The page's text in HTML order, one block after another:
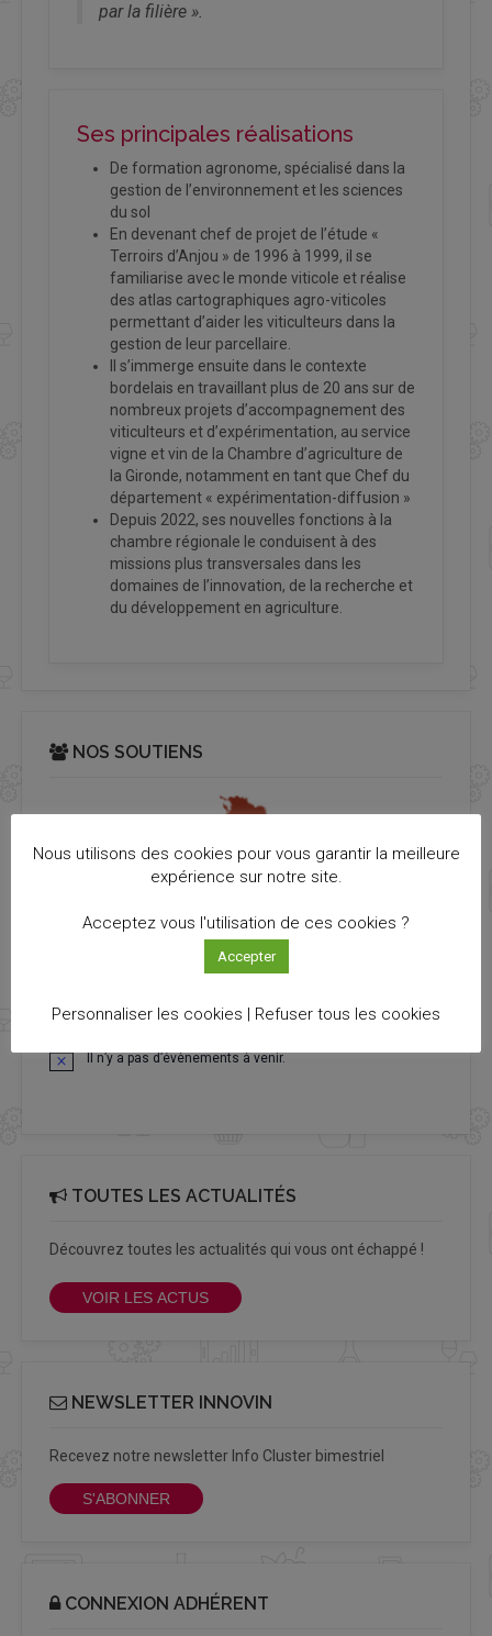
par la filière ».
Ses principales réalisations
De formation agronome, spécialisé dans la
gestion de l’environnement et les sciences
du sol
En devenant chef de projet de l’étude «
Terroirs d’Anjou » de 1996 à 1999, il se
familiarise avec le monde viticole et réalise
des atlas cartographiques agro-viticoles
permettant d’aider les viticulteurs dans la
gestion de leur parcellaire.
Il s’immerge ensuite dans le contexte
bordelais en travaillant plus de 20 ans sur de
nombreux projets d’accompagnement des
viticulteurs et d’expérimentation, au service
vigne et vin de la Chambre d’agriculture de
la Gironde, notamment en tant que Chef du
département « expérimentation-diffusion »
Depuis 2022, ses nouvelles fonctions à la
chambre régionale le conduisent à des
missions plus transversales dans les
domaines de l’innovation, de la recherche et
du développement en agriculture.
NOS SOUTIENS
Notice Il n’y a pas d’évènements à venir.
TOUTES LES ACTUALITÉS
Découvrez toutes les actualités qui vous ont échappé !
VOIR LES ACTUS
NEWSLETTER INNOVIN
Recevez notre newsletter Info Cluster bimestriel
S'ABONNER
CONNEXION ADHÉRENT
Nous utilisons des cookies pour vous garantir la meilleure
expérience sur notre site.
Acceptez vous l'utilisation de ces cookies ?
Accepter
Personnaliser les cookies | Refuser tous les cookies